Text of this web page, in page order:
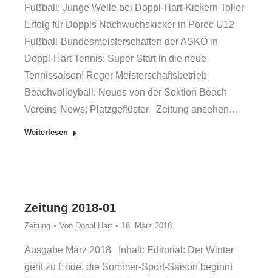
Fußball: Junge Welle bei Doppl-Hart-Kickern Toller
Erfolg für Doppls Nachwuchskicker in Porec U12
Fußball-Bundesmeisterschaften der ASKÖ in
Doppl-Hart Tennis: Super Start in die neue
Tennissaison! Reger Meisterschaftsbetrieb
Beachvolleyball: Neues von der Sektion Beach
Vereins-News: Platzgeflüster Zeitung ansehen…
Weiterlesen
Zeitung 2018-01
Zeitung Von Doppl Hart 18. März 2018
Ausgabe März 2018 Inhalt: Editorial: Der Winter
geht zu Ende, die Sommer-Sport-Saison beginnt